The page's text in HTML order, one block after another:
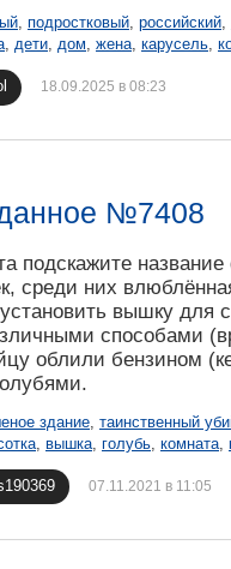
, подростковый, российский,
, дети, дом, жена, карусель,
18.09.2025 в 08:23
№7408
подскажите
среди них
вышку для
способами
облили бензином
здание таинственный
вышка голубь комната
07.11.2021 в 11:05